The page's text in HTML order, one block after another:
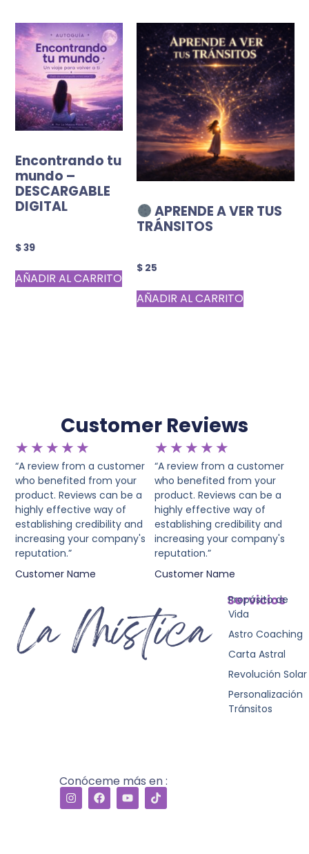
Encontrando tu
mundo –
DESCARGABLE
DIGITAL
$39
AÑADIR AL CARRITO
APRENDE A VER TUS
TRÁNSITOS
$ 25
AÑADIR AL CARRITO
Customer Reviews
★★★★★
“A review from a customer
who benefited from your
product. Reviews can be a
highly effective way of
establishing credibility and
increasing your company's
reputation.”
Customer Name
★★★★★
“A review from a customer
who benefited from your
product. Reviews can be a
highly effective way of
establishing credibility and
increasing your company's
reputation.”
Customer Name
Conóceme más en :
Servicios
Propósito de
Vida
Astro Coaching
Carta Astral
Revolución Solar
Personalización
Tránsitos